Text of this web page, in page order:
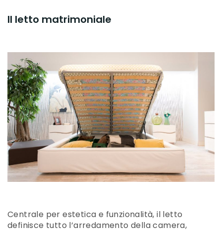
Il letto matrimoniale
Centrale per estetica e funzionalità, il letto
definisce tutto l’arredamento della camera,